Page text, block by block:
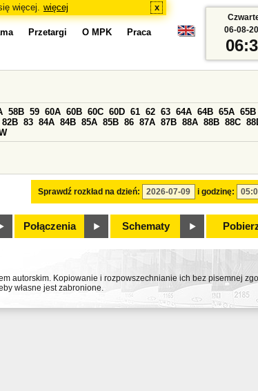
więcej. więcej x
Przetargi O MPK Praca
Sprawdź rozkład na dzień: i godzinę:
58B 59 60A 60B 60C 60D 61 62 63 64A 64B 65A 65B
82B 83 84A 84B 85A 85B 86 87A 87B 88A 88B 88C
Połączenia Schematy
06-08-
autorskim. Kopiowanie i rozpowszechnianie ich bez pisemnej
własne jest zabronione.